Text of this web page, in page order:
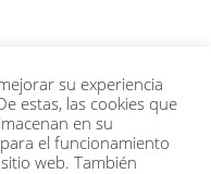
su experiencia
estas, las cookies que
en su
el funcionamiento
web. También